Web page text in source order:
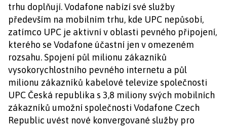
trhu doplňují. Vodafone nabízí své služby
především na mobilním trhu, kde UPC nepůsobí,
zatímco UPC je aktivní v oblasti pevného připojení,
kterého se Vodafone účastní jen v omezeném
rozsahu. Spojení půl milionu zákazníků
vysokorychlostního pevného internetu a půl
milionu zákazníků kabelové televize společnosti
UPC Česká republika s 3,8 miliony svých mobilních
zákazníků umožní společnosti Vodafone Czech
Republic uvést nové konvergované služby pro